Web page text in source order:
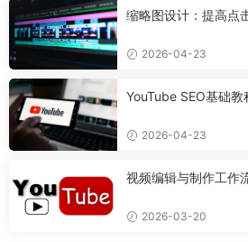
缩略图设计：提高点
2026-04-23
YouTube SEO基础
2026-04-23
视频编辑与制作工作
2026-03-20